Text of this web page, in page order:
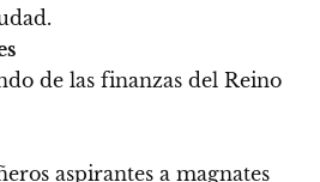
de las finanzas del Reino
aspirantes a magnates